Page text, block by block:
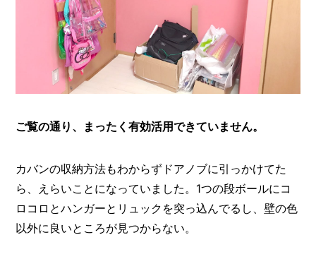
ご覧の通り、まったく有効活用できていません。
カバンの収納方法もわからずドアノブに引っかけてた
ら、えらいことになっていました。1つの段ボールにコ
ロコロとハンガーとリュックを突っ込んでるし、壁の色
以外に良いところが見つからない。